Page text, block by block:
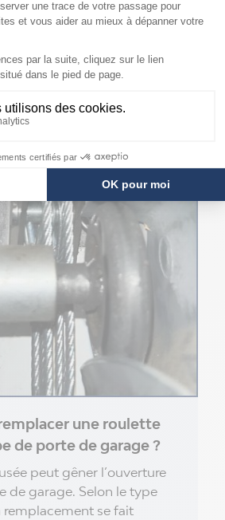
une roulette
de porte de garage ?
peut gêner l’ouverture
de garage. Selon le type
remplacement se fait